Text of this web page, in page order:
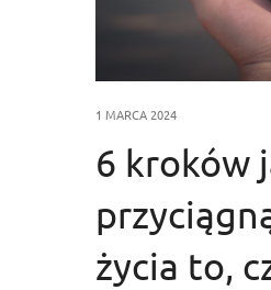
1 MARCA 2024
6 kroków
życia to,